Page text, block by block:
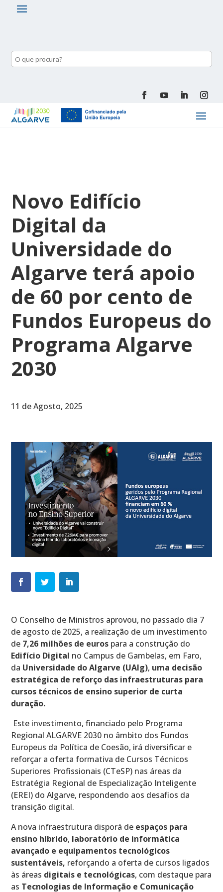
Novo Edifício
Digital da
Universidade do
Algarve terá apoio
de 60 por cento de
Fundos Europeus do
Programa Algarve
2030
11 de Agosto, 2025
O Conselho de Ministros aprovou, no passado dia 7
de agosto de 2025, a realização de um investimento
de 7,26 milhões de euros para a construção do
Edifício Digital no Campus de Gambelas, em Faro,
da Universidade do Algarve (UAlg), uma decisão
estratégica de reforço das infraestruturas para
cursos técnicos de ensino superior de curta
duração.
Este investimento, financiado pelo Programa
Regional ALGARVE 2030 no âmbito dos Fundos
Europeus da Política de Coesão, irá diversificar e
reforçar a oferta formativa de Cursos Técnicos
Superiores Profissionais (CTeSP) nas áreas da
Estratégia Regional de Especialização Inteligente
(EREI) do Algarve, respondendo aos desafios da
transição digital.
A nova infraestrutura disporá de espaços para
ensino híbrido, laboratório de informática
avançado e equipamentos tecnológicos
sustentáveis, reforçando a oferta de cursos ligados
às áreas digitais e tecnológicas, com destaque para
as Tecnologias de Informação e Comunicação